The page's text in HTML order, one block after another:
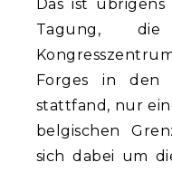
Das ist
Tagung,
Forges in den
stattfand, nur
belgischen
sich dabei um